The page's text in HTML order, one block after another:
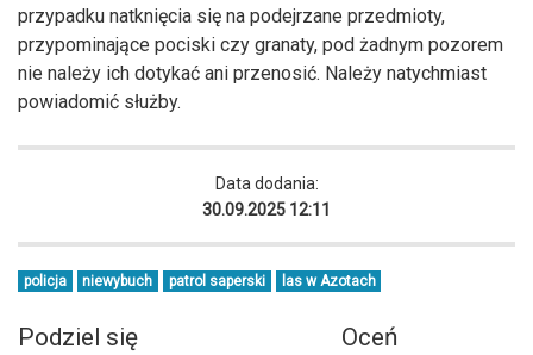
przypadku natknięcia się na podejrzane przedmioty,
przypominające pociski czy granaty, pod żadnym pozorem
nie należy ich dotykać ani przenosić. Należy natychmiast
powiadomić służby.
Data dodania:
30.09.2025 12:11
policja niewybuch patrol saperski las w Azotach
Podziel się Oceń